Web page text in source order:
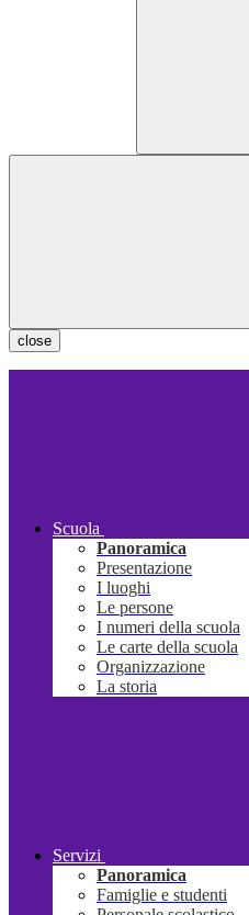
close
Scuola
Panoramica
Presentazione
I luoghi
Le persone
I numeri della scuola
Le carte della scuola
Organizzazione
La storia
Servizi
Panoramica
Famiglie e studenti